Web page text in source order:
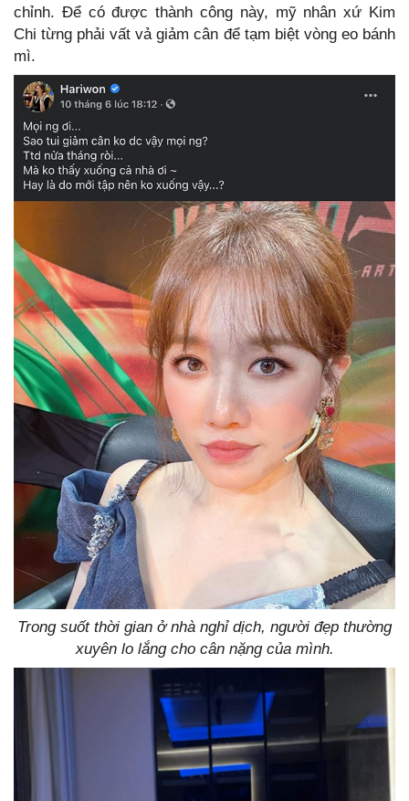
chỉnh. Để có được thành công này, mỹ nhân xứ Kim
Chi từng phải vất vả giảm cân để tạm biệt vòng eo bánh
mì.
Trong suốt thời gian ở nhà nghỉ dịch, người đẹp thường
xuyên lo lắng cho cân nặng của mình.